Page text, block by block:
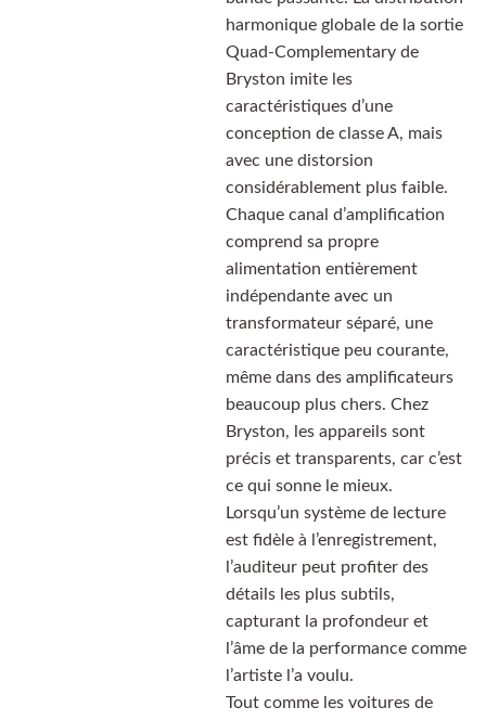
harmonique globale de la sortie
Quad-Complementary de
Bryston imite les
caractéristiques d’une
conception de classe A, mais
avec une distorsion
considérablement plus faible.
Chaque canal d’amplification
comprend sa propre
alimentation entièrement
indépendante avec un
transformateur séparé, une
caractéristique peu courante,
même dans des amplificateurs
beaucoup plus chers. Chez
Bryston, les appareils sont
précis et transparents, car c’est
ce qui sonne le mieux.
Lorsqu’un système de lecture
est fidèle à l’enregistrement,
l’auditeur peut profiter des
détails les plus subtils,
capturant la profondeur et
l’âme de la performance comme
l’artiste l’a voulu.
Tout comme les voitures de